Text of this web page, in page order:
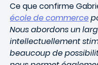
Ce que confirme
école de commerce
Nous abordons un
intellectuellement
beaucoup de